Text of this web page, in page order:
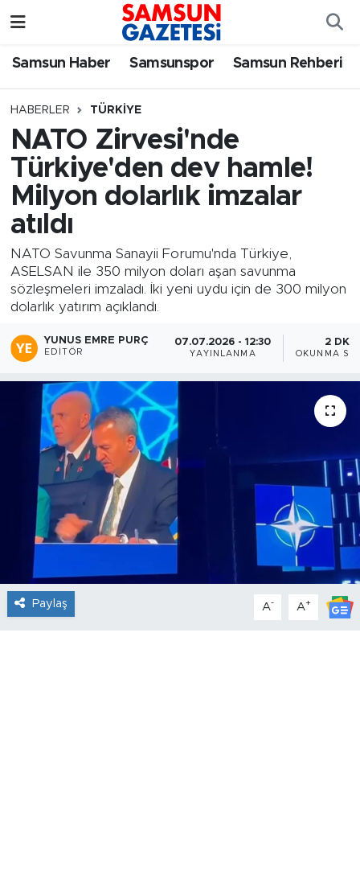
Samsun Haber Samsunspor Samsun Rehberi
HABERLER TÜRKIYE
NATO Zirvesi'nde
Türkiye'den dev hamle!
Milyon dolarlık imzalar
atıldı
NATO Savunma Sanayii Forumu'nda Türkiye,
ASELSAN ile 350 milyon doları aşan savunma
sözleşmeleri imzaladı. İki yeni uydu için de 300 milyon
dolarlık yatırım açıklandı.
YUNUS EMRE PURÇ
EDITÖR
07.07.2026 - 12:30
YAYINLANMA
2 DK
OKUNMA
Paylaş A- A+
Samsun Haber
Samsunspor
Samsun Rehberi
Resmi İlanlar
Samsun Nöbetçi Eczaneler
Samsun Hava Durumu
SAMSUN Namaz Vakitleri
Samsun Trafik Yoğunluk Haritası
Süper Lig Puan Durumu ve Fikstür
Tüm Manşetler
Son Dakika Haberleri
Haber Arşivi